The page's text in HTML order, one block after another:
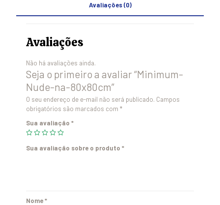
Avaliações (0)
Avaliações
Não há avaliações ainda.
Seja o primeiro a avaliar “Minimum-
Nude-na-80x80cm”
O seu endereço de e-mail não será publicado. Campos
obrigatórios são marcados com *
Sua avaliação *
Sua avaliação sobre o produto *
Nome*